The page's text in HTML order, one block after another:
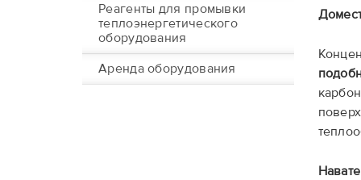
Реагенты для промывки
теплоэнергетического
оборудования
Аренда оборудования